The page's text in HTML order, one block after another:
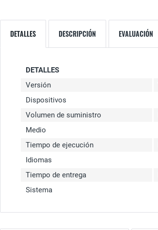
DETALLES DESCRIPCIÓN EVALUACIÓN
DETALLES
Versión
Dispositivos
Volumen de suministro
Medio
Tiempo de ejecución
Idiomas
Tiempo de entrega
Sistema